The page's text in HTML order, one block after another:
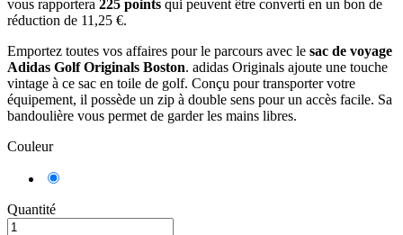
vous rapportera 225 points qui peuvent être converti en un bon de
réduction de 11,25 €.
Emportez toutes vos affaires pour le parcours avec le sac de voyage
Adidas Golf Originals Boston. adidas Originals ajoute une touche
vintage à ce sac en toile de golf. Conçu pour transporter votre
équipement, il possède un zip à double sens pour un accès facile. Sa
bandoulière vous permet de garder les mains libres.
Couleur
Quantité